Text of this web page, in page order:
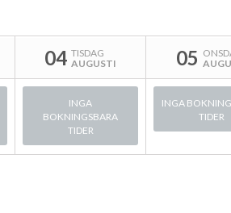
04 TISDAG
AUGUSTI
INGA
BOKNINGSBARA
TIDER
05
INGA
TIDER